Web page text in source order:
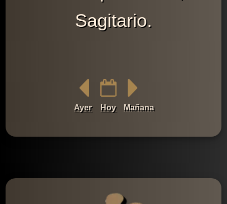
Sagitario.
Ayer Hoy Mañana